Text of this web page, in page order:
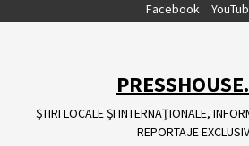
Facebook
ȘTIRI LOCALE ȘI INTERNAȚIONALE,
REPORTAJE